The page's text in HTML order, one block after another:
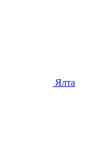
Ялта